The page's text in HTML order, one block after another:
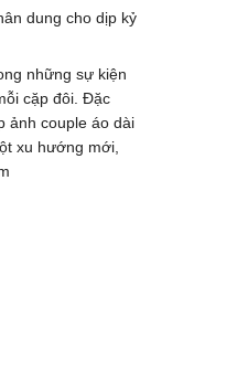
dung cho dịp kỷ
những sự kiện
cặp đôi. Đặc
ảnh couple áo dài
xu hướng mới,